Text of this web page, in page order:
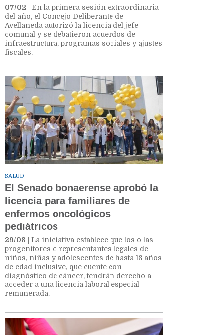
07/02 | En la primera sesión extraordinaria
del año, el Concejo Deliberante de
Avellaneda autorizó la licencia del jefe
comunal y se debatieron acuerdos de
infraestructura, programas sociales y ajustes
fiscales.
SALUD
El Senado bonaerense aprobó la
licencia para familiares de
enfermos oncológicos
pediátricos
29/08 | La iniciativa establece que los o las
progenitores o representantes legales de
niños, niñas y adolescentes de hasta 18 años
de edad inclusive, que cuente con
diagnóstico de cáncer, tendrán derecho a
acceder a una licencia laboral especial
remunerada.